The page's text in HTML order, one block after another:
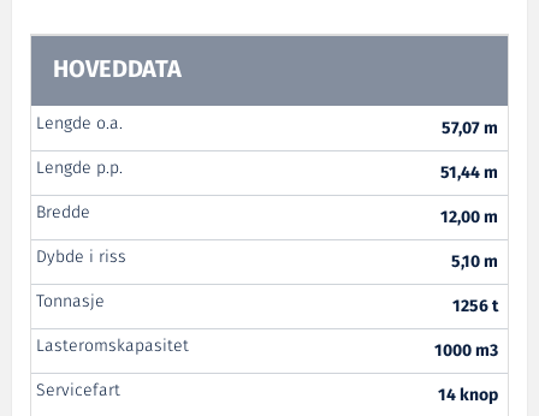
HOVEDDATA
Lengde o.a.
57,07 m
Lengde p.p.
51,44 m
Bredde
12,00 m
Dybde i riss
5,10 m
Tonnasje
1256 t
Lasteromskapasitet
1000 m3
Servicefart
14 knop